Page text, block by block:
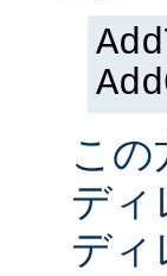
この
ディ
ディ